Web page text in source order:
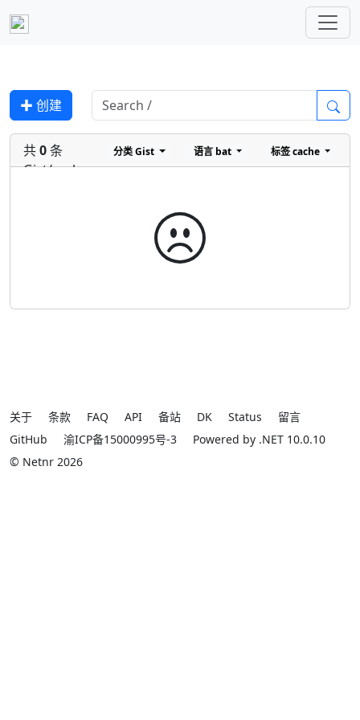
✚ 创建
共0条
Gist/cache
分类Gist 语言 bat 标签cache
关于 条款 FAQ API 备站 DK Status
留言
GitHub
渝ICP备15000995号-3
Powered by .NET 10.0.10
© Netnr 2026